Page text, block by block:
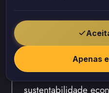
assegura que o
utilizado de forma
obras de alta
Portanto, a
Estrutural é
sustentabilidade
Apenas